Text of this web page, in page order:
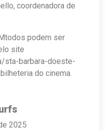
coordenadora de
podem ser
site
sta-barbara-doeste-
do cinema.
2025